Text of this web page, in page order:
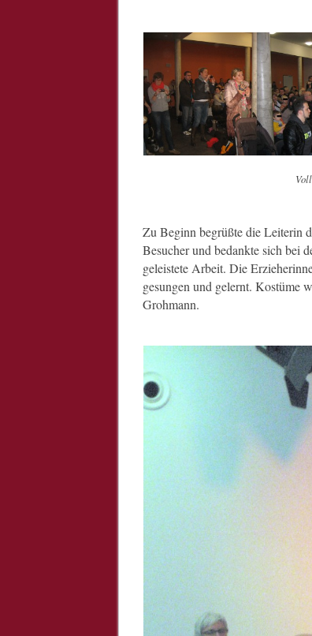
Zu Beginn begrüßte die Leiterin
Besucher und bedankte sich bei
geleistete Arbeit. Die
gesungen und gelernt. Kostüme
Grohmann.